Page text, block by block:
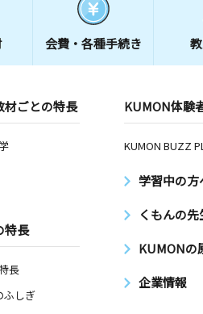
会費・ 各種手続き
材ごとの特長
特長
長
ふしぎ
KUMON体験
KUMON BUZZ
学習中の方
くもんの
KUMONの
企業情報